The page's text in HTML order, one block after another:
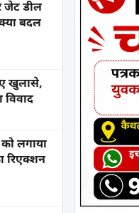
जेट डील
बदल
खुलासे,
लगाया
रिएक्शन